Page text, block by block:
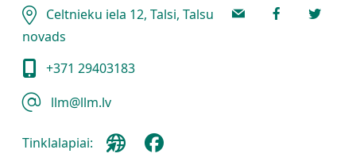
Celtnieku iela 12, Talsi, Talsu
novads
+371 29403183
llm@llm.lv
Tinklalapiai: